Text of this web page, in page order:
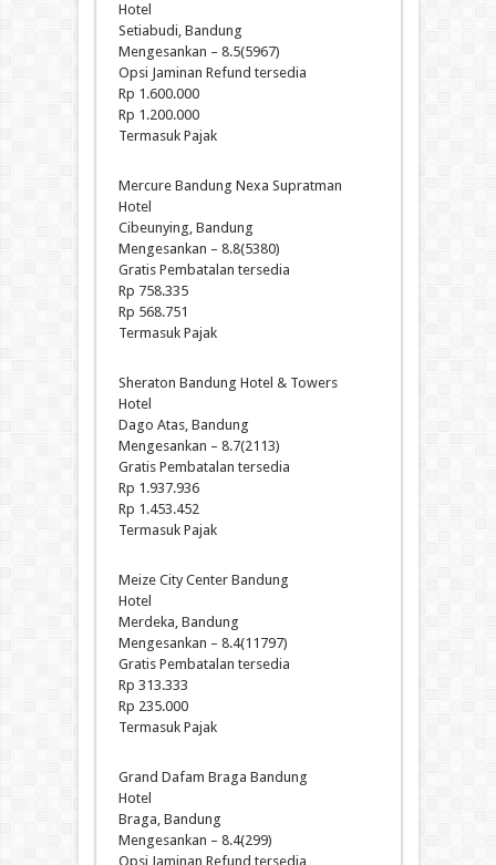
Hotel
Setiabudi, Bandung
Mengesankan – 8.5(5967)
Opsi Jaminan Refund tersedia
Rp 1.600.000
Rp 1.200.000
Termasuk Pajak
Mercure Bandung Nexa Supratman
Hotel
Cibeunying, Bandung
Mengesankan – 8.8(5380)
Gratis Pembatalan tersedia
Rp 758.335
Rp 568.751
Termasuk Pajak
Sheraton Bandung Hotel & Towers
Hotel
Dago Atas, Bandung
Mengesankan – 8.7(2113)
Gratis Pembatalan tersedia
Rp 1.937.936
Rp 1.453.452
Termasuk Pajak
Meize City Center Bandung
Hotel
Merdeka, Bandung
Mengesankan – 8.4(11797)
Gratis Pembatalan tersedia
Rp 313.333
Rp 235.000
Termasuk Pajak
Grand Dafam Braga Bandung
Hotel
Braga, Bandung
Mengesankan – 8.4(299)
Opsi Jaminan Refund tersedia